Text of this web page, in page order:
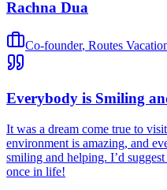
Rachna Dua
Co-founder, Routes
Everybody is Smiling
It was a dream come true to
environment is amazing, and
smiling and helping. I’d
once in life!